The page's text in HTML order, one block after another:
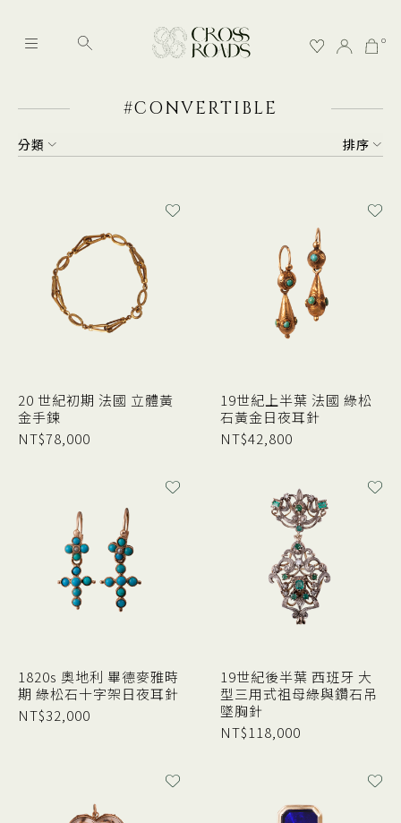
0
#CONVERTIBLE
排序
分類
20 世紀初期 法國 立體黃
金手鍊
NT$78,000
19世紀上半葉 法國 綠松
石黃金日夜耳針
NT$42,800
1820s 奧地利 畢德麥雅時
期 綠松石十字架日夜耳針
NT$32,000
19世紀後半葉 西班牙 大
型三用式祖母綠與鑽石吊
墜胸針
NT$118,000